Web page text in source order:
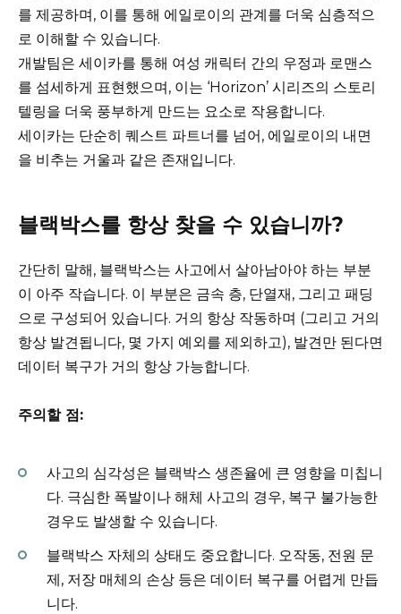
를 제공하며, 이를 통해 에일로이의 관계를 더욱 심층적으
로 이해할 수 있습니다.
개발팀은 세이카를 통해 여성 캐릭터 간의 우정과 로맨스
를 섬세하게 표현했으며, 이는 ‘Horizon’ 시리즈의 스토리
텔링을 더욱 풍부하게 만드는 요소로 작용합니다.
세이카는 단순히 퀘스트 파트너를 넘어, 에일로이의 내면
을 비추는 거울과 같은 존재입니다.
블랙박스를 항상 찾을 수 있습니까?
간단히 말해, 블랙박스는 사고에서 살아남아야 하는 부분
이 아주 작습니다. 이 부분은 금속 층, 단열재, 그리고 패딩
으로 구성되어 있습니다. 거의 항상 작동하며 (그리고 거의
항상 발견됩니다, 몇 가지 예외를 제외하고), 발견만 된다면
데이터 복구가 거의 항상 가능합니다.
주의할 점:
사고의 심각성은 블랙박스 생존율에 큰 영향을 미칩니
다. 극심한 폭발이나 해체 사고의 경우, 복구 불가능한
경우도 발생할 수 있습니다.
블랙박스 자체의 상태도 중요합니다. 오작동, 전원 문
제, 저장 매체의 손상 등은 데이터 복구를 어렵게 만듭
니다.